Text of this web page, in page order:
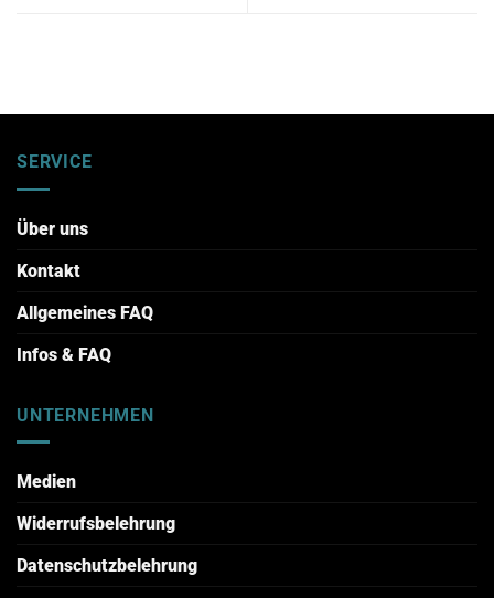
SERVICE
Über uns
Kontakt
Allgemeines FAQ
Infos & FAQ
UNTERNEHMEN
Medien
Widerrufsbelehrung
Datenschutzbelehrung